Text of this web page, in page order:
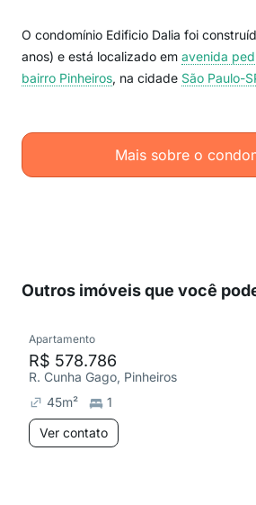
O condomínio Edificio Dalia foi
anos) e está localizado em avenida
bairro Pinheiros, na cidade São Paulo-
Mais sobre o
Outros imóveis que você
Apartamento
R$ 578.786
R. Cunha Gago, Pinheiros
45m²
1
Ver contato